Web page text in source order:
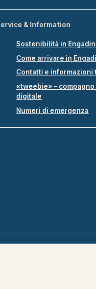
& Information
Sostenibilità in
Come arrivare in
Contatti e
«tweebie» –
digitale
Numeri di emergenza